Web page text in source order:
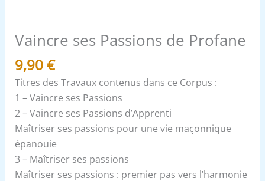
Vaincre ses Passions de Profane
9,90€
Titres des Travaux contenus dans ce Corpus :
1 – Vaincre ses Passions
2 – Vaincre ses Passions d’Apprenti
Maîtriser ses passions pour une vie maçonnique
épanouie
3 – Maîtriser ses passions
Maîtriser ses passions : premier pas vers l’harmonie